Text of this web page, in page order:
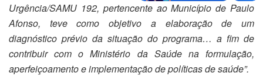
Urgência/SAMU 192, pertencente ao Município de Paulo
Afonso, teve como objetivo a elaboração de um
diagnóstico prévio da situação do programa… a fim de
contribuir com o Ministério da Saúde na formulação,
aperfeiçoamento e implementação de políticas de saúde”.